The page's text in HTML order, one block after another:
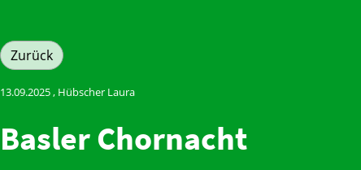
Zurück
13.09.2025, Hübscher Laura
Basler Chornacht